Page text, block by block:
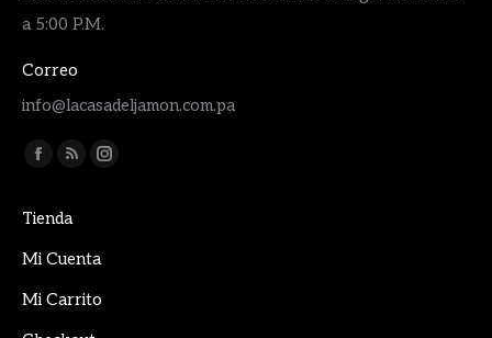
a 5:00 P.M.
Correo
info@lacasadeljamon.com.pa
Encuéntranos en:
Facebook
opens
in
window
Rss
opens
in
window
Instagram
Tienda
Mi Cuenta
Mi Carrito